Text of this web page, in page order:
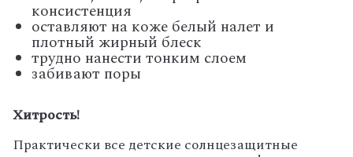
консистенция
оставляют на коже белый налет и
плотный жирный блеск
трудно нанести тонким слоем
забивают поры
Хитрость!
Практически все детские солнцезащитные